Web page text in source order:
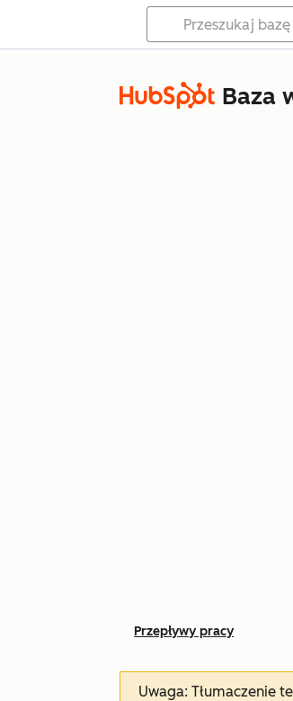
Baza
Przepływy pracy
Uwaga: Tłumaczenie